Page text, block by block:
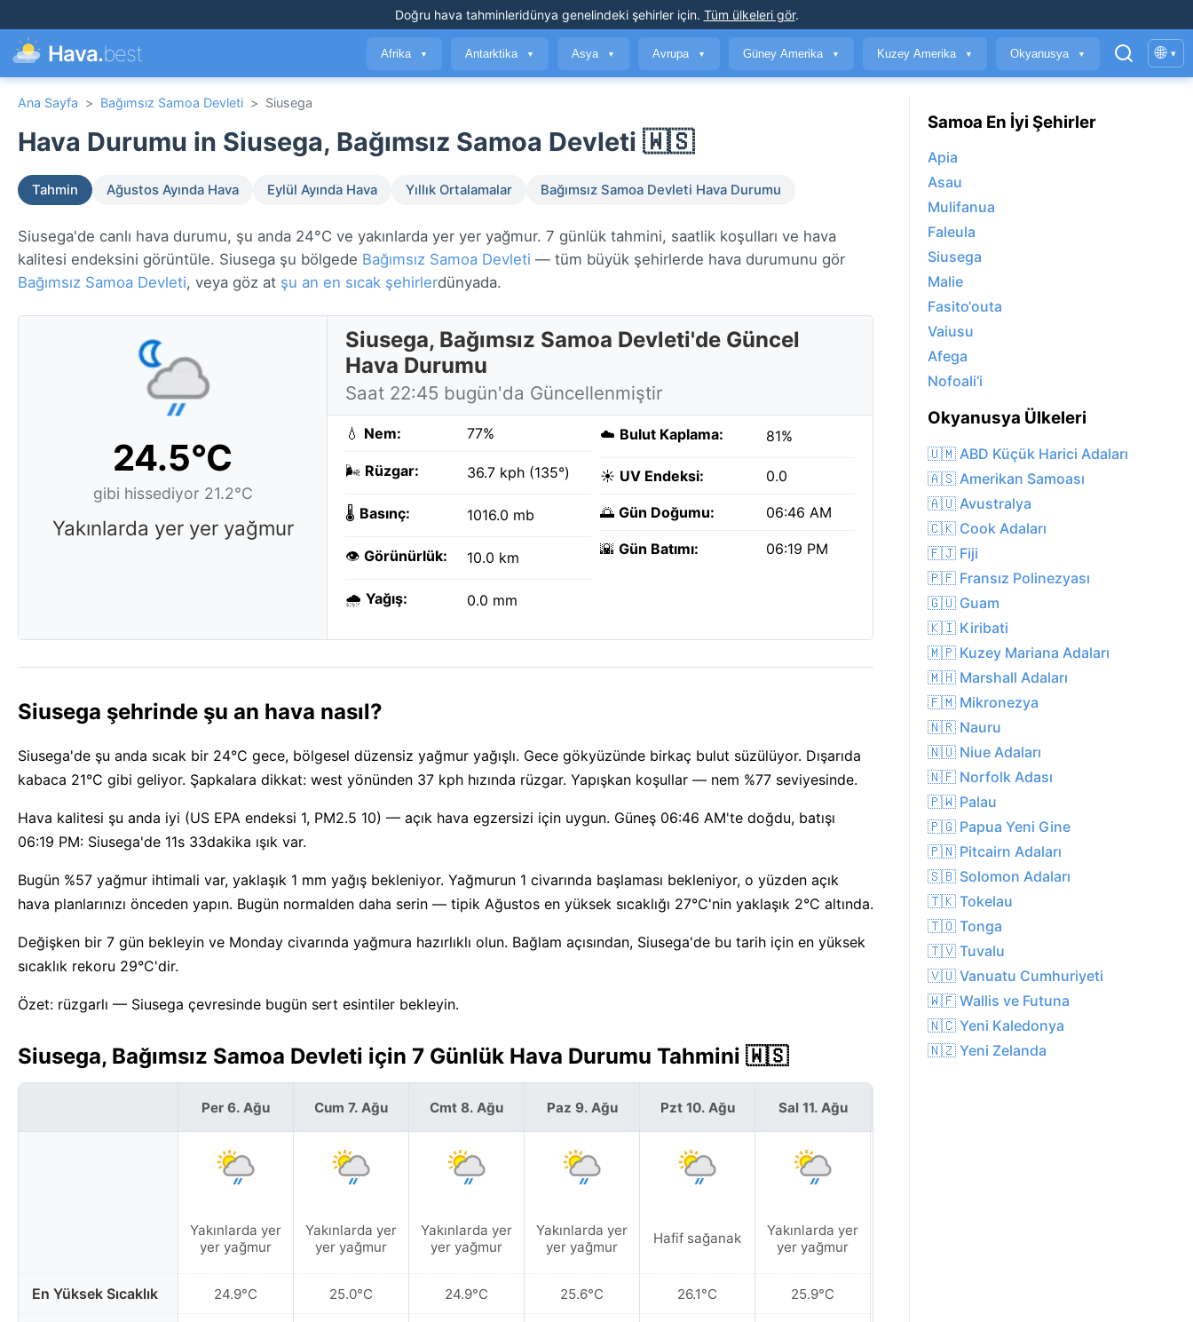
Doğru hava tahminleridünya genelindeki şehirler için. Tüm ülkeleri gör.
Hava.best Afrika ▼ Antarktika ▼ Asya ▼ Avrupa ▼ Güney Amerika ▼ Kuzey Amerika ▼ Okyanusya ▼ 🌐 ▾
Ana Sayfa > Bağımsız Samoa Devleti > Siusega
Hava Durumu in Siusega, Bağımsız Samoa Devleti 🇼🇸
Tahmin Ağustos Ayında Hava Eylül Ayında Hava Yıllık Ortalamalar Bağımsız Samoa Devleti Hava Durumu
Siusega'de canlı hava durumu, şu anda 24°C ve yakınlarda yer yer yağmur. 7 günlük tahmini, saatlik koşulları ve hava
kalitesi endeksini görüntüle. Siusega şu bölgede Bağımsız Samoa Devleti — tüm büyük şehirlerde hava durumunu gör
Bağımsız Samoa Devleti, veya göz at şu an en sıcak şehirlerdünyada.
24.5°C
gibi hissediyor 21.2°C
Yakınlarda yer yer yağmur
Siusega, Bağımsız Samoa Devleti'de Güncel
Hava Durumu
Saat 22:45 bugün'da Güncellenmiştir
💧 Nem: 77%
🌬️ Rüzgar: 36.7 kph (135°)
🌡️ Basınç: 1016.0 mb
👁️ Görünürlük: 10.0 km
🌧️ Yağış: 0.0 mm
☁️ Bulut Kaplama: 81%
☀️ UV Endeksi: 0.0
🌅 Gün Doğumu: 06:46 AM
🌇 Gün Batımı: 06:19 PM
Siusega şehrinde şu an hava nasıl?
Siusega'de şu anda sıcak bir 24°C gece, bölgesel düzensiz yağmur yağışlı. Gece gökyüzünde birkaç bulut süzülüyor. Dışarıda
kabaca 21°C gibi geliyor. Şapkalara dikkat: west yönünden 37 kph hızında rüzgar. Yapışkan koşullar — nem %77 seviyesinde.
Hava kalitesi şu anda iyi (US EPA endeksi 1, PM2.5 10) — açık hava egzersizi için uygun. Güneş 06:46 AM'te doğdu, batışı
06:19 PM: Siusega'de 11s 33dakika ışık var.
Bugün %57 yağmur ihtimali var, yaklaşık 1 mm yağış bekleniyor. Yağmurun 1 civarında başlaması bekleniyor, o yüzden açık
hava planlarınızı önceden yapın. Bugün normalden daha serin — tipik Ağustos en yüksek sıcaklığı 27°C'nin yaklaşık 2°C altında.
Değişken bir 7 gün bekleyin ve Monday civarında yağmura hazırlıklı olun. Bağlam açısından, Siusega'de bu tarih için en yüksek
sıcaklık rekoru 29°C'dir.
Özet: rüzgarlı — Siusega çevresinde bugün sert esintiler bekleyin.
Siusega, Bağımsız Samoa Devleti için 7 Günlük Hava Durumu Tahmini 🇼🇸
En Yüksek Sıcaklık
Per 6. Ağu
Yakınlarda yer
yer yağmur
24.9°C
Cum 7. Ağu
Yakınlarda yer
yer yağmur
25.0°C
Cmt 8. Ağu
Yakınlarda yer
yer yağmur
24.9°C
Paz 9. Ağu
Yakınlarda yer
yer yağmur
25.6°C
Pzt 10. Ağu
Hafif sağanak
26.1°C
Sal 11. Ağu
Yakınlarda yer
yer yağmur
25.9°C
Samoa En İyi Şehirler
Apia
Asau
Mulifanua
Faleula
Siusega
Malie
Fasito‘outa
Vaiusu
Afega
Nofoali‘i
Okyanusya Ülkeleri
🇺🇲 ABD Küçük Harici Adaları
🇦🇸 Amerikan Samoası
🇦🇺 Avustralya
🇨🇰 Cook Adaları
🇫🇯 Fiji
🇵🇫 Fransız Polinezyası
🇬🇺 Guam
🇰🇮 Kiribati
🇲🇵 Kuzey Mariana Adaları
🇲🇭 Marshall Adaları
🇫🇲 Mikronezya
🇳🇷 Nauru
🇳🇺 Niue Adaları
🇳🇫 Norfolk Adası
🇵🇼 Palau
🇵🇬 Papua Yeni Gine
🇵🇳 Pitcairn Adaları
🇸🇧 Solomon Adaları
🇹🇰 Tokelau
🇹🇴 Tonga
🇹🇻 Tuvalu
🇻🇺 Vanuatu Cumhuriyeti
🇼🇫 Wallis ve Futuna
🇳🇨 Yeni Kaledonya
🇳🇿 Yeni Zelanda